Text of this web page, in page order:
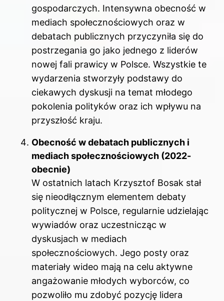
gospodarczych. Intensywna obecność w
mediach społecznościowych oraz w
debatach publicznych przyczyniła się do
postrzegania go jako jednego z liderów
nowej fali prawicy w Polsce. Wszystkie te
wydarzenia stworzyły podstawy do
ciekawych dyskusji na temat młodego
pokolenia polityków oraz ich wpływu na
przyszłość kraju.
Obecność w debatach publicznych i
mediach społecznościowych (2022-
obecnie)
W ostatnich latach Krzysztof Bosak stał
się nieodłącznym elementem debaty
politycznej w Polsce, regularnie udzielając
wywiadów oraz uczestnicząc w
dyskusjach w mediach
społecznościowych. Jego posty oraz
materiały wideo mają na celu aktywne
angażowanie młodych wyborców, co
pozwoliło mu zdobyć pozycję lidera